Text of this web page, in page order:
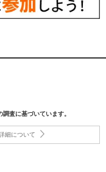
査に基づいています。
細について